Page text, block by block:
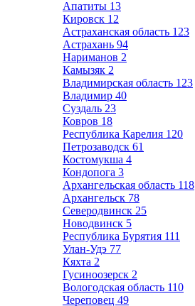
Апатиты 13
Кировск 12
Астраханская область 123
Астрахань 94
Нариманов 2
Камызяк 2
Владимирская область 123
Владимир 40
Суздаль 23
Ковров 18
Республика Карелия 120
Петрозаводск 61
Костомукша 4
Кондопога 3
Архангельская область 118
Архангельск 78
Северодвинск 25
Новодвинск 5
Республика Бурятия 111
Улан-Удэ 77
Кяхта 2
Гусиноозерск 2
Вологодская область 110
Череповец 49